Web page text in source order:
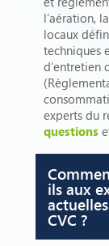
l’aération,
locaux
techniques
d’entretien
experts du
questions
ils aux
CVC ?